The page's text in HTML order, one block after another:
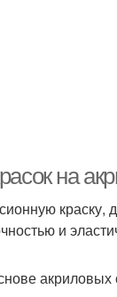
на
краску,
и